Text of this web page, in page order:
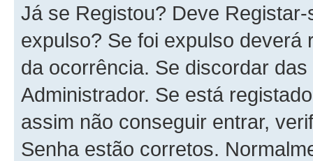
Já se Registou? Deve
expulso? Se foi expulso
da ocorrência. Se discordar
Administrador. Se está
assim não conseguir entrar,
Senha estão corretos.